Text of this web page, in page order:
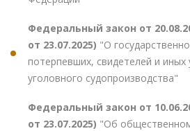
Федеральный закон от
от 23.07.2025) "О
потерпевших, свидетелей и иных
уголовного судопроизводства"
Федеральный закон от
от 23.07.2025) "Об